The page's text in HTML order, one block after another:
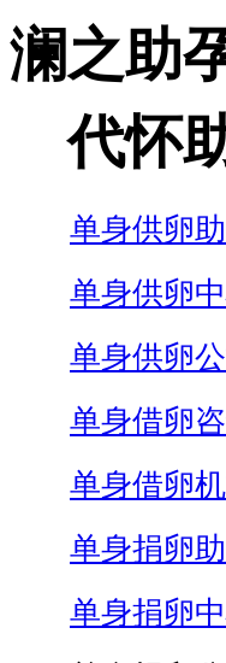
澜之助
代怀
单身供卵
单身供卵
单身供卵
单身借卵
单身借卵
单身捐卵
单身捐卵